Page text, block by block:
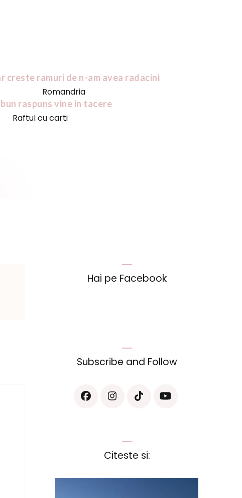
creste ramuri de n-am avea radacini
Romandria
bun raspuns vine in tacere
Raftul cu carti
Hai pe Facebook
Subscribe and Follow
Citeste si: